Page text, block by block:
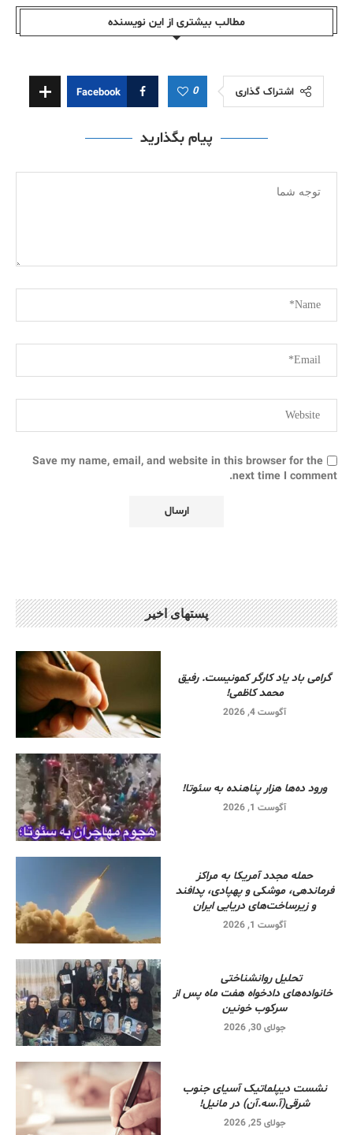
مطالب بیشتری از این نویسندە
اشتراک گذاری 0
Facebook
پیام بگذارید
Save my name, email, and website in this browser for the
next time I comment.
پستهای اخیر
گرامی باد یاد کارگر کمونیست. رفیق
محمد کاظمی!
آگوست 4, 2026
ورود ده‌ها هزار پناهنده به سئوتا!
آگوست 1, 2026
حمله مجدد آمریکا به مراکز
فرماندهی، موشکی و پهپادی، پدافند
و زیرساخت‌های دریایی ایران
آگوست 1, 2026
تحلیل روانشناختی
خانواده‌های دادخواه هفت ماه پس از
سرکوب خونین
جولای 30, 2026
نشست دیپلماتیک آسیای جنوب
شرقی‌(آ.سه.آن) در مانیل!
جولای 25, 2026